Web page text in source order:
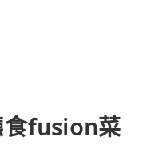
食fusion菜